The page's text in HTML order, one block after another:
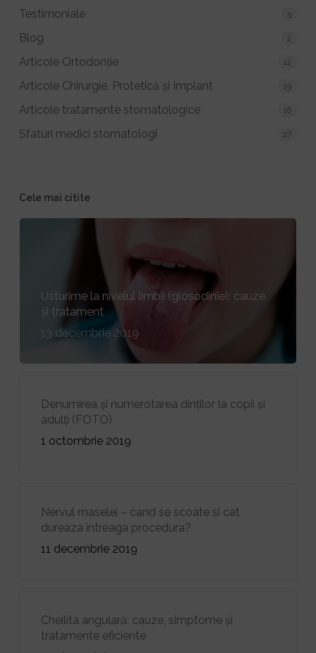
Testimoniale 5
Blog 2
Articole Ortodonție 12
Articole Chirurgie, Protetică și Implant 19
Articole tratamente stomatologice 16
Sfaturi medici stomatologi 27
Cele mai citite
Usturime la nivelul limbii (glosodinie): cauze
și tratament
13 decembrie 2019
Denumirea și numerotarea dinților la copii și
adulți (FOTO)
1 octombrie 2019
Nervul maselei – cand se scoate si cat
dureaza intreaga procedura?
11 decembrie 2019
Cheilita angulară: cauze, simptome și
tratamente eficiente